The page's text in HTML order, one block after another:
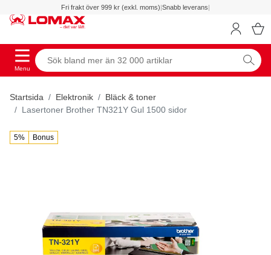
Fri frakt över 999 kr (exkl. moms)|Snabb leverans|
Menu
Startsida Elektronik
Bläck & toner
Lasertoner Brother TN321Y Gul 1500 sidor
5% Bonus